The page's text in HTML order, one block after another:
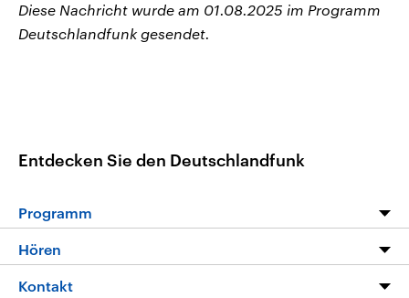
Diese Nachricht wurde am 01.08.2025 im Programm
Deutschlandfunk gesendet.
Entdecken Sie den Deutschlandfunk
Programm
Programm
Hören
Livestream
Kontakt